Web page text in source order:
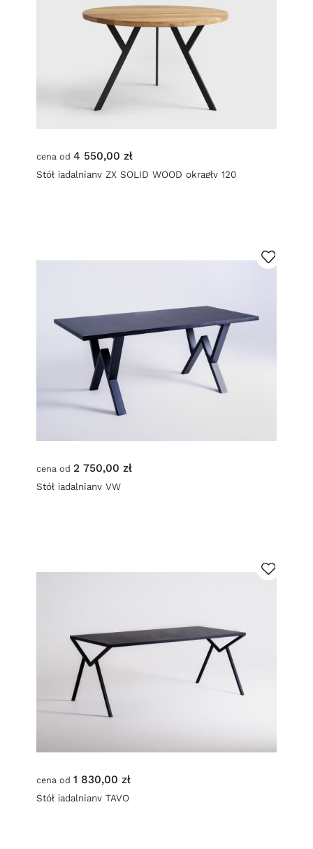
cena od 4 550,00 zł
Stół jadalniany ZX SOLID WOOD okrągły 120
cena od 2 750,00 zł
Stół jadalniany VW
cena od 1 830,00 zł
Stół jadalniany TAVO